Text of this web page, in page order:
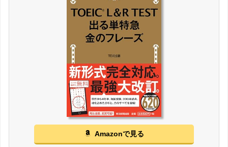
Amazonで見る